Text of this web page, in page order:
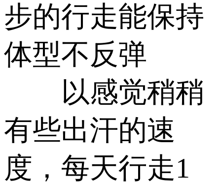
步的行走能保持
体型不反弹
以感觉稍稍
有些出汗的速
度，每天行走1